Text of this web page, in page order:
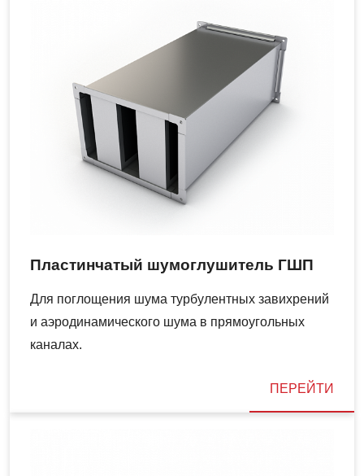
Пластинчатый шумоглушитель ГШП
Для поглощения шума турбулентных завихрений
и аэродинамического шума в прямоугольных
каналах.
ПЕРЕЙТИ